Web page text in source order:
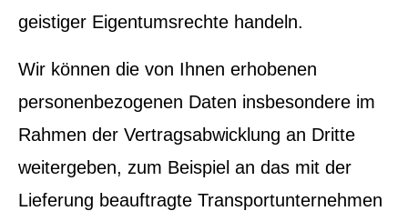
geistiger Eigentumsrechte handeln.
Wir können die von Ihnen erhobenen
personenbezogenen Daten insbesondere im
Rahmen der Vertragsabwicklung an Dritte
weitergeben, zum Beispiel an das mit der
Lieferung beauftragte Transportunternehmen